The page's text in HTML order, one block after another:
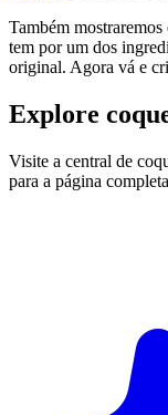
Também
tem por um dos
original. Agora vá e
Explore
Visite a central de
para a página